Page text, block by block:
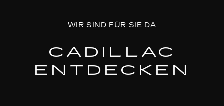
WIR SIND FÜR SIE DA
CADILLAC
ENTDECKEN